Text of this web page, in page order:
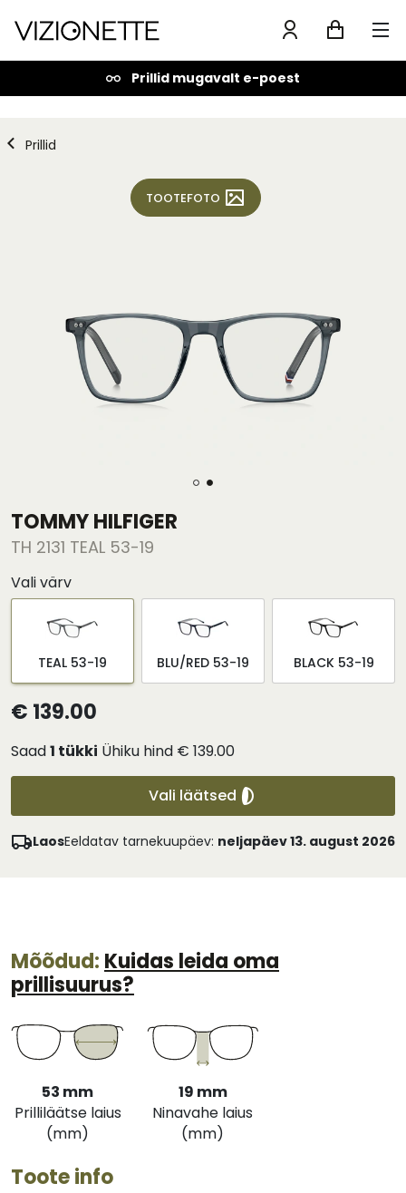
Prillid mugavalt e-poest
Prillid
TOOTEFOTO
TOMMY HILFIGER
TH 2131 TEAL 53-19
Vali värv
TEAL 53-19 BLU/RED 53-19 BLACK 53-19
€ 139.00
Saad1 tükki Ühiku hind € 139.00
Vali läätsed
LaosEeldatav tarnekuupäev: neljapäev 13. august 2026
Mõõdud: Kuidas leida oma
prillisuurus?
53 mm
Prilliläätse laius
(mm)
19 mm
Ninavahe laius
(mm)
Toote info